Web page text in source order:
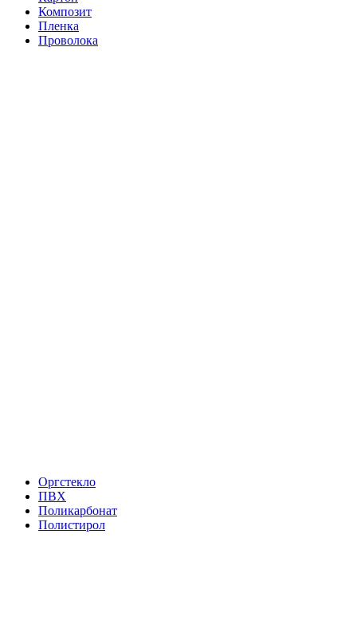
Композит
Пленка
Проволока
Оргстекло
ПВХ
Поликарбонат
Полистирол